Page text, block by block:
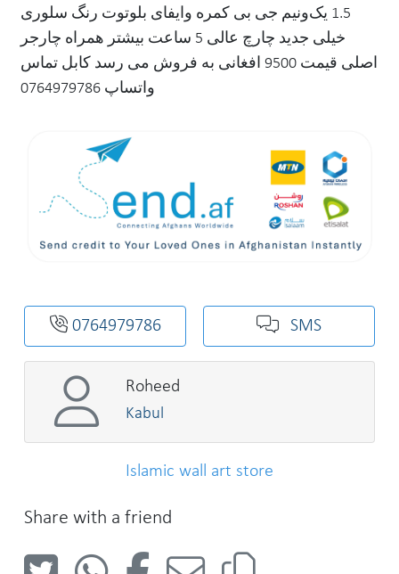
1.5 یک‌ونیم جی بی کمره وایفای بلوتوت رنگ سلوری
خیلی جدید چارچ عالی 5 ساعت بیشتر همراه چارجر
اصلی قیمت 9500 افغانی به فروش می رسد کابل تماس
واتساپ 0764979786
0764979786 SMS
Roheed
Kabul
Islamic wall art store
Share with a friend